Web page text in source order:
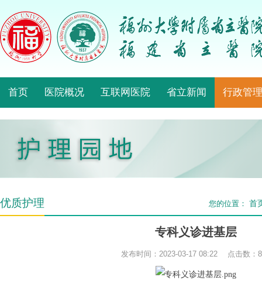
首页 医院概况 互联网医院 省立新闻 行政管理
优质护理 您的位置： 首
专科义诊进基层
发布时间：2023-03-17 08:22 点击数：